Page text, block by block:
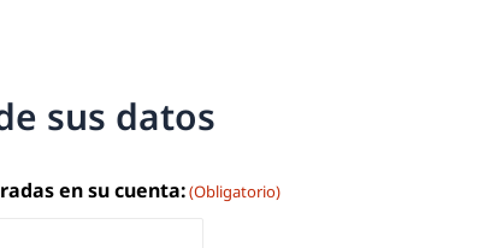
sus datos
en su cuenta:(Obligatorio)